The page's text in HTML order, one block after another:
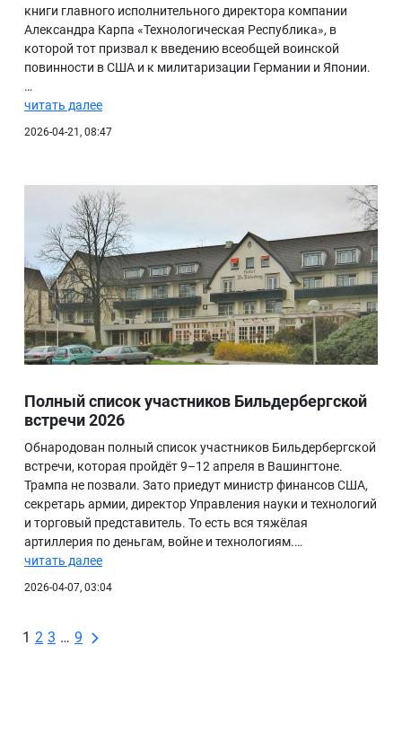
книги главного исполнительного директора компании
Александра Карпа «Технологическая Республика», в
которой тот призвал к введению всеобщей воинской
повинности в США и к милитаризации Германии и Японии.
…
читать далее
2026-04-21, 08:47
Полный список участников Бильдербергской
встречи 2026
Обнародован полный список участников Бильдербергской
встречи, которая пройдёт 9–12 апреля в Вашингтоне.
Трампа не позвали. Зато приедут министр финансов США,
секретарь армии, директор Управления науки и технологий
и торговый представитель. То есть вся тяжёлая
артиллерия по деньгам, войне и технологиям.…
читать далее
2026-04-07, 03:04
1 2 3 … 9